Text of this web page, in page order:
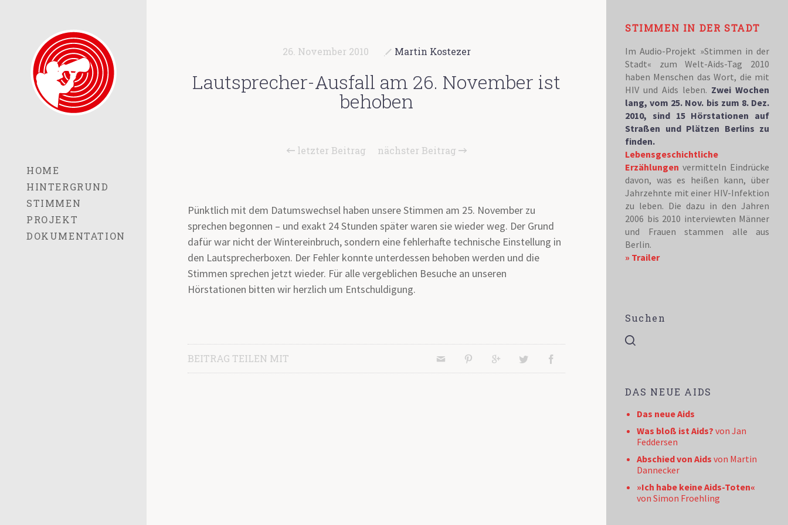
HOME
HINTERGRUND
STIMMEN
PROJEKT
DOKUMENTATION
26. November 2010 Martin Kostezer
Lautsprecher-Ausfall am 26. November ist
behoben
letzter Beitrag nächster Beitrag
Pünktlich mit dem Datumswechsel haben unsere Stimmen am 25. November zu
sprechen begonnen – und exakt 24 Stunden später waren sie wieder weg. Der Grund
dafür war nicht der Wintereinbruch, sondern eine fehlerhafte technische Einstellung in
den Lautsprecherboxen. Der Fehler konnte unterdessen behoben werden und die
Stimmen sprechen jetzt wieder. Für alle vergeblichen Besuche an unseren
Hörstationen bitten wir herzlich um Entschuldigung.
BEITRAG TEILEN MIT
STIMMEN IN DER STADT
Im Audio-Projekt »Stimmen in der
Stadt« zum Welt-Aids-Tag 2010
haben Menschen das Wort, die mit
HIV und Aids leben. Zwei Wochen
lang, vom 25. Nov. bis zum 8. Dez.
2010, sind 15 Hörstationen auf
Straßen und Plätzen Berlins zu
finden.
Lebensgeschichtliche
Erzählungen vermitteln Eindrücke
davon, was es heißen kann, über
Jahrzehnte mit einer HIV-Infektion
zu leben. Die dazu in den Jahren
2006 bis 2010 interviewten Männer
und Frauen stammen alle aus
Berlin.
» Trailer
Suchen
DAS NEUE AIDS
Das neue Aids
Was bloß ist Aids? von Jan
Feddersen
Abschied von Aids von Martin
Dannecker
»Ich habe keine Aids-Toten«
von Simon Froehling